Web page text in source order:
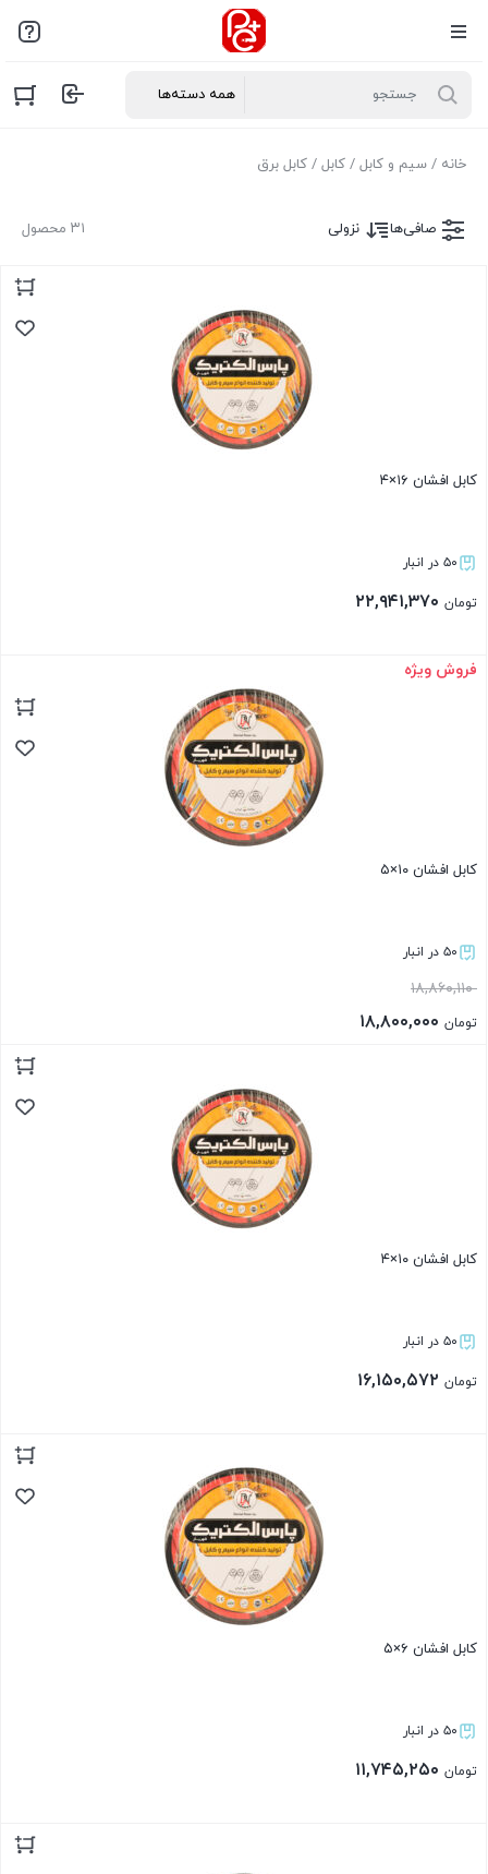
خانه / سیم و کابل / کابل / کابل برق
۳۱ محصول صافی‌ها نزولی
کابل افشان ۱۶×۴
۵۰ در انبار
تومان
بستن
فروش ویژه
کابل افشان ۱۰×۵
۵۰ در انبار
۱۸,۸۶۰,۱۱۰
تومان
کابل افشان ۱۰×۴
۵۰ در انبار
تومان
کابل افشان ۶×۵
۵۰ در انبار
تومان